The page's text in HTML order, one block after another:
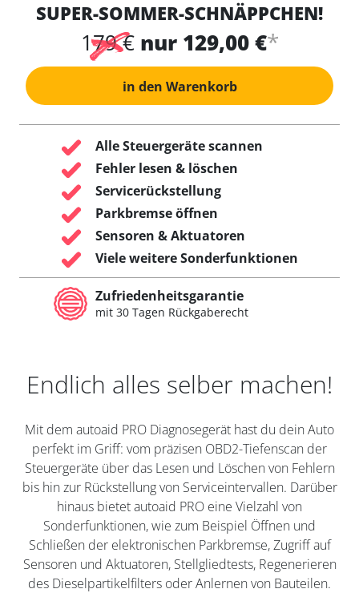
SUPER-SOMMER-SCHNÄPPCHEN!
179 € nur 129,00 €*
in den Warenkorb
Alle Steuergeräte scannen
Fehler lesen & löschen
Servicerückstellung
Parkbremse öffnen
Sensoren & Aktuatoren
Viele weitere Sonderfunktionen
Zufriedenheitsgarantie
mit 30 Tagen Rückgaberecht
Endlich alles selber machen!
Mit dem autoaid PRO Diagnosegerät hast du dein Auto
perfekt im Griff: vom präzisen OBD2-Tiefenscan der
Steuergeräte über das Lesen und Löschen von Fehlern
bis hin zur Rückstellung von Serviceintervallen. Darüber
hinaus bietet autoaid PRO eine Vielzahl von
Sonderfunktionen, wie zum Beispiel Öffnen und
Schließen der elektronischen Parkbremse, Zugriff auf
Sensoren und Aktuatoren, Stellgliedtests, Regenerieren
des Dieselpartikelfilters oder Anlernen von Bauteilen.